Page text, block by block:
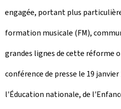
engagée, portant plus
formation musicale (FM),
grandes lignes de cette réforme
conférence de presse le 19
l'Éducation nationale, de